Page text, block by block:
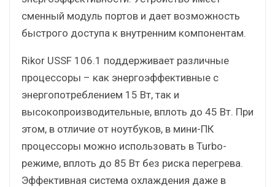
сменный модуль портов и дает возможность
быстрого доступа к внутренним компонентам.
Rikor USSF 106.1 поддерживает различные
процессоры – как энергоэффективные с
энергопотреблением 15 Вт, так и
высокопроизводительные, вплоть до 45 Вт. При
этом, в отличие от ноутбуков, в мини-ПК
процессоры можно использовать в Turbo-
режиме, вплоть до 85 Вт без риска перегрева.
Эффективная система охлаждения даже в